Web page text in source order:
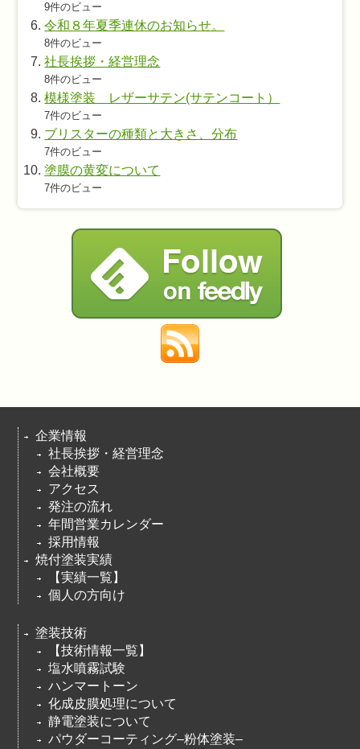
9件のビュー
令和８年夏季連休のお知らせ。
8件のビュー
社長挨拶・経営理念
8件のビュー
模様塗装 レザーサテン(サテンコート）
7件のビュー
ブリスターの種類と大きさ、分布
7件のビュー
塗膜の黄変について
7件のビュー
企業情報
社長挨拶・経営理念
会社概要
アクセス
発注の流れ
年間営業カレンダー
採用情報
焼付塗装実績
【実績一覧】
個人の方向け
塗装技術
【技術情報一覧】
塩水噴霧試験
ハンマートーン
化成皮膜処理について
静電塗装について
パウダーコーティング–粉体塗装–